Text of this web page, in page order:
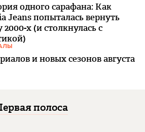
одного сарафана: Как
Jeans попыталась вернуть
2000-х (и столкнулась с
и новых сезонов августа
полоса